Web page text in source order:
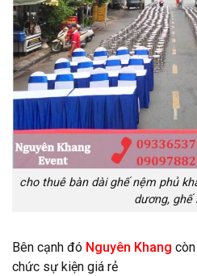
cho thuê bàn dài ghế nệm phủ
dương, ghế
Bên cạnh đó Nguyên Khang
chức sự kiện giá rẻ